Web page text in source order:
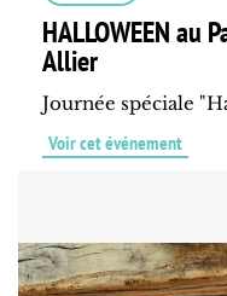
HALLOWEEN au
Allier
Journée spéciale
Voir cet événement